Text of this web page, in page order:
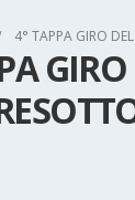
4° TAPPA GIRO